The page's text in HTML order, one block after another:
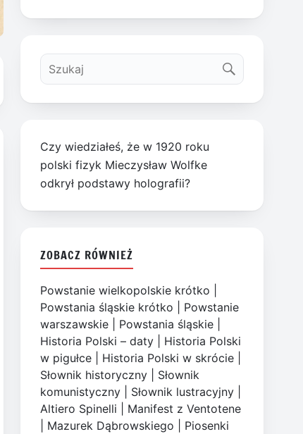
Czy wiedziałeś, że w 1920 roku
polski fizyk Mieczysław Wolfke
odkrył podstawy holografii?
ZOBACZ RÓWNIEŻ
Powstanie wielkopolskie krótko
Powstania śląskie krótko
Powstanie
warszawskie
Powstania śląskie
Historia Polski – daty
Historia Polski
w pigułce
Historia Polski w skrócie
Słownik historyczny
Słownik
komunistyczny
Słownik lustracyjny
Altiero Spinelli
Manifest z Ventotene
Mazurek Dąbrowskiego
Piosenki